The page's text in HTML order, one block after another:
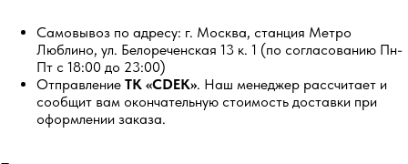
Самовывоз по адресу: г. Москва, станция Метро
Люблино, ул. Белореченская 13 к. 1 (по согласованию Пн-
Пт с 18:00 до 23:00)
Отправление ТК «CDEK». Наш менеджер рассчитает и
сообщит вам окончательную стоимость доставки при
оформлении заказа.